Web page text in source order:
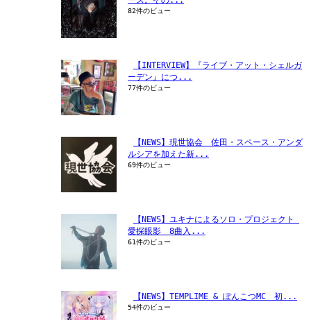
82件のビュー
【INTERVIEW】『ライブ・アット・シェルガ
ーデン』につ...
77件のビュー
【NEWS】現世協会　佐田・スペース・アンダ
ルシアを加えた新...
69件のビュー
【NEWS】ユキナによるソロ・プロジェクト
愛探眼影　8曲入...
61件のビュー
【NEWS】TEMPLIME & ぽんこつMC　初...
54件のビュー